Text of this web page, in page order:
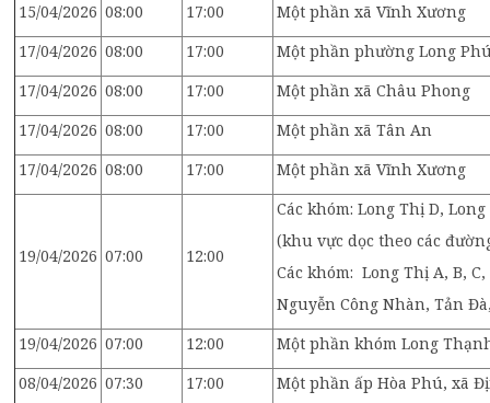
15/04/2026 08:00 17:00
Một phần xã Vĩnh Xương
17/04/2026 08:00 17:00
Một phần phường Long
17/04/2026 08:00 17:00
Một phần xã Châu Phong
17/04/2026 08:00 17:00
Một phần xã Tân An
17/04/2026 08:00 17:00 Một phần xã Vĩnh Xương
19/04/2026 07:00 12:00
Các khóm: Long Thị D,
(khu vực dọc theo các
Các khóm: Long Thị A, B,
Nguyễn Công Nhàn, Tản
19/04/2026 07:00 12:00
Một phần khóm Long
08/04/2026 07:30 17:00 Một phần ấp Hòa Phú, xã